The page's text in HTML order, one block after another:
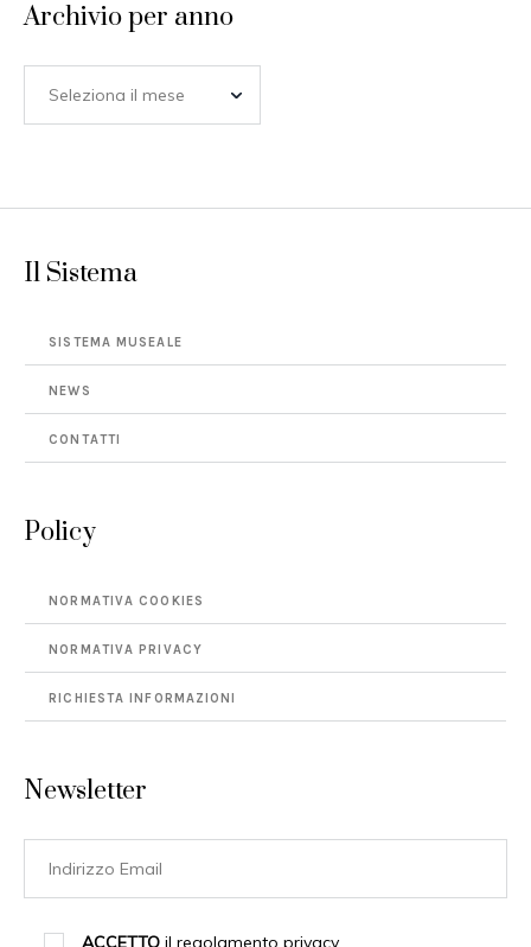
Archivio per anno
Il Sistema
SISTEMA MUSEALE
NEWS
CONTATTI
Policy
NORMATIVA COOKIES
NORMATIVA PRIVACY
RICHIESTA INFORMAZIONI
Newsletter
ACCETTO il regolamento privacy